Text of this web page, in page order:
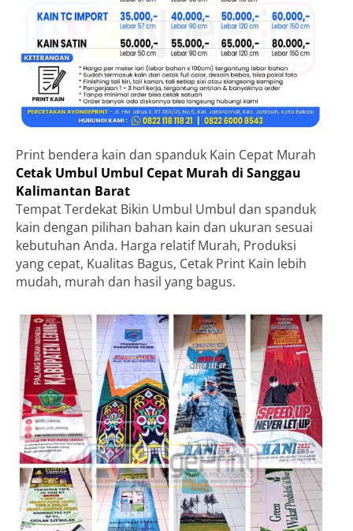
Print bendera kain dan spanduk Kain Cepat Murah
Cetak Umbul Umbul Cepat Murah di Sanggau
Kalimantan Barat
Tempat Terdekat Bikin Umbul Umbul dan spanduk
kain dengan pilihan bahan kain dan ukuran sesuai
kebutuhan Anda. Harga relatif Murah, Produksi
yang cepat, Kualitas Bagus, Cetak Print Kain lebih
mudah, murah dan hasil yang bagus.